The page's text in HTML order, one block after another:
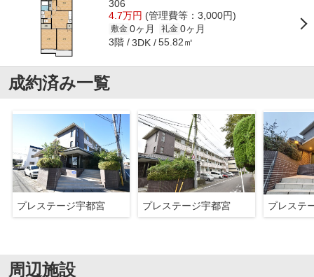
306
4.7万円 (管理費等：3,000円)
敷金 0ヶ月 礼金 0ヶ月
3階 3DK 55.82㎡
成約済み一覧
プレステージ宇都宮 プレステージ宇都宮 プレステ
周辺施設